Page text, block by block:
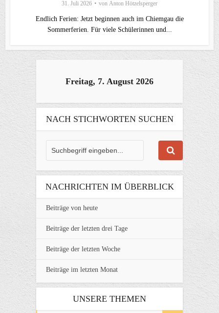
31. Juli 2026 von Anton Hötzelsperger
Endlich Ferien: Jetzt beginnen auch im Chiemgau die
Sommerferien. Für viele Schülerinnen und...
Freitag, 7. August 2026
NACH STICHWORTEN SUCHEN
NACHRICHTEN IM ÜBERBLICK
Beiträge von heute
Beiträge der letzten drei Tage
Beiträge der letzten Woche
Beiträge im letzten Monat
UNSERE THEMEN